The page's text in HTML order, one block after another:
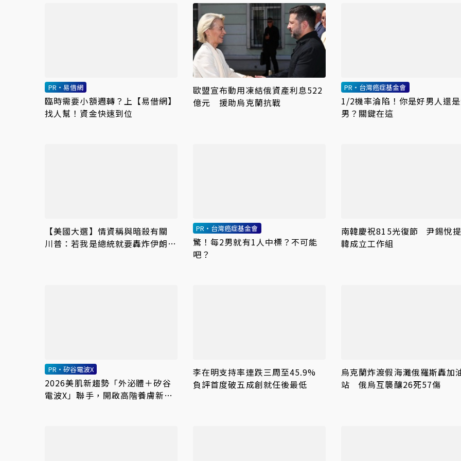
PR・易借網
臨時需要小額週轉？上【易借網】
找人幫！資金快速到位
歐盟宣布動用凍結俄資產利息522
億元 援助烏克蘭抗戰
PR・台灣癌症基金會
1/2機率淪陷！你是好男人還
男？關鍵在這
【美國大選】情資稱與暗殺有關
川普：若我是總統就要轟炸伊朗最
PR・台灣癌症基金會
驚！每2男就有1人中標？不可能
吧？
南韓慶祝815光復節 尹錫悅
韓成立工作組
PR・矽谷電波X
2026美肌新趨勢「外泌體＋矽谷
電波X」聯手，開啟高階養膚新世
李在明支持率連跌三周至45.9%
負評首度破五成創就任後最低
烏克蘭炸渡假海灘俄羅斯轟加
站 俄烏互襲釀26死57傷